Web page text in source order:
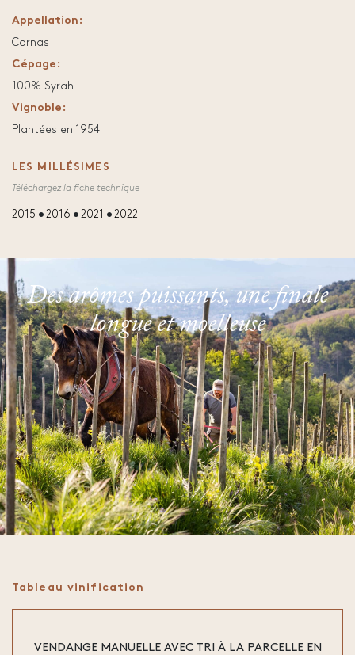
Appellation:
Cornas
Cépage:
100% Syrah
Vignoble:
Plantées en 1954
LES MILLÉSIMES
Téléchargez la fiche technique
2015 2016 2021 2022
Des arômes puissants, une finale
longue et moelleuse
Tableau vinification
VENDANGE MANUELLE AVEC TRI À LA PARCELLE EN